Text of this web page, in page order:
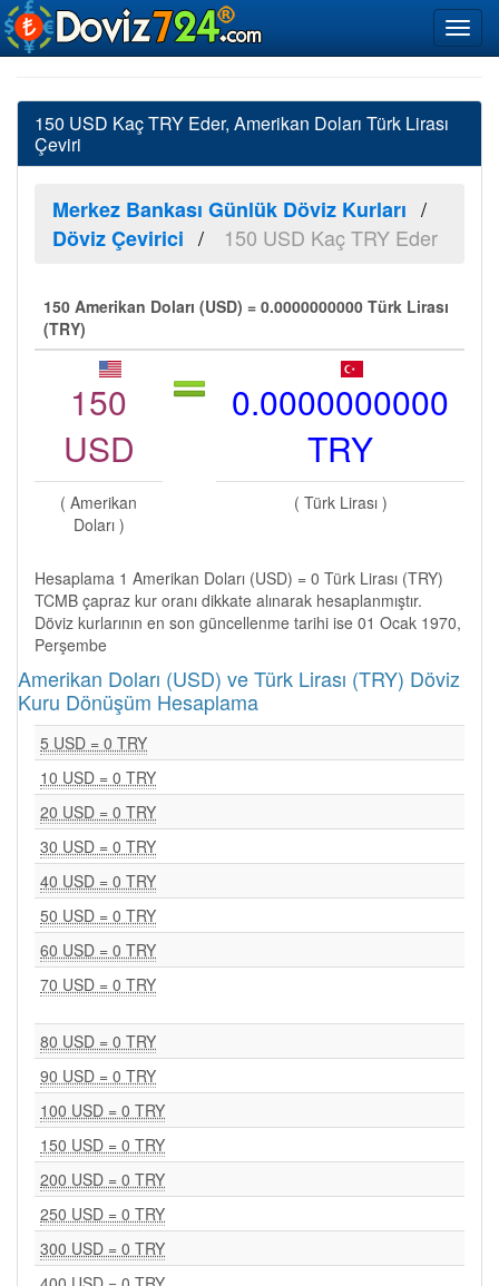
150 USD Kaç TRY Eder, Amerikan Doları Türk Lirası
Çeviri
Merkez Bankası Günlük Döviz Kurları
Döviz Çevirici
150 USD Kaç TRY Eder
150 Amerikan Doları (USD) = 0.0000000000 Türk Lirası
(TRY)
150
USD
0.0000000000
TRY
( Amerikan
Doları )
( Türk Lirası )
Hesaplama 1 Amerikan Doları (USD) = 0 Türk Lirası (TRY)
TCMB çapraz kur oranı dikkate alınarak hesaplanmıştır.
Döviz kurlarının en son güncellenme tarihi ise 01 Ocak 1970,
Perşembe
Amerikan Doları (USD) ve Türk Lirası (TRY) Döviz
Kuru Dönüşüm Hesaplama
5 USD = 0 TRY
10 USD = 0 TRY
20 USD = 0 TRY
30 USD = 0 TRY
40 USD = 0 TRY
50 USD = 0 TRY
60 USD = 0 TRY
70 USD = 0 TRY
80 USD = 0 TRY
90 USD = 0 TRY
100 USD = 0 TRY
150 USD = 0 TRY
200 USD = 0 TRY
250 USD = 0 TRY
300 USD = 0 TRY